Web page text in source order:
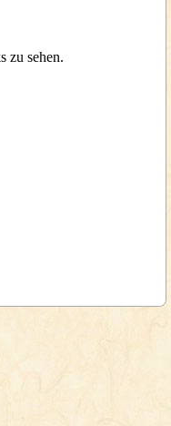
zu sehen.